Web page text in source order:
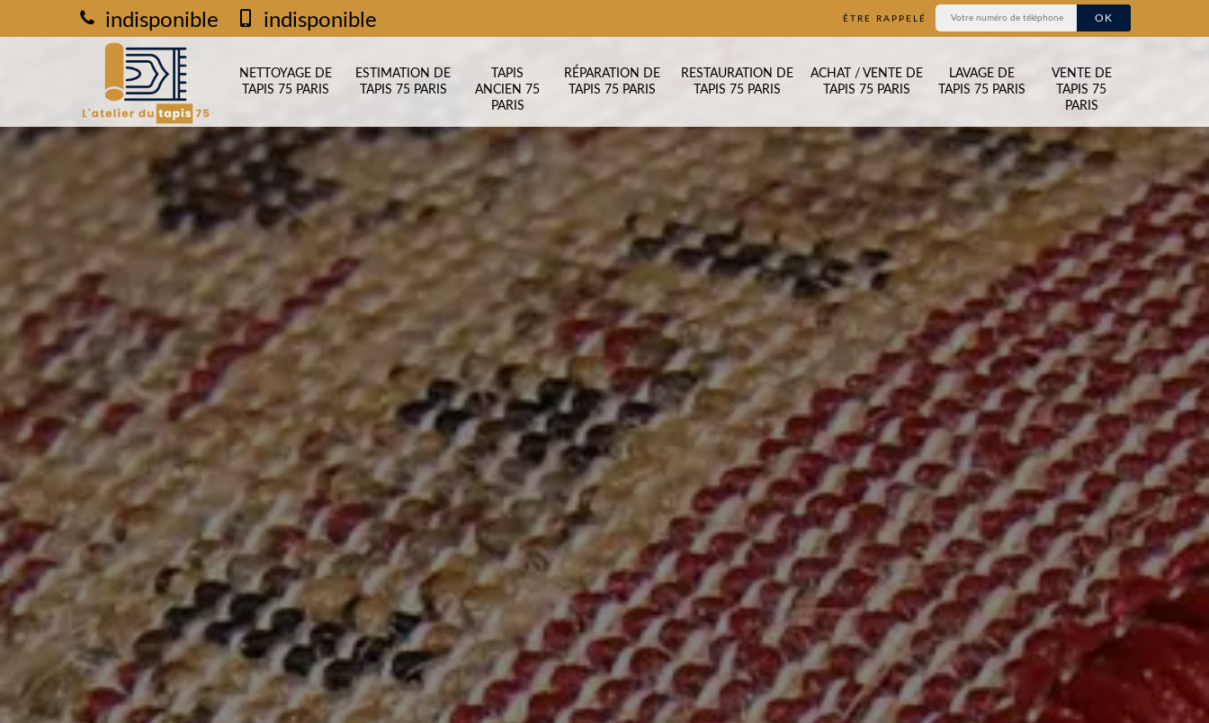
indisponible indisponible ÊTRE RAPPELÉ
NETTOYAGE DE
TAPIS 75 PARIS
ESTIMATION DE
TAPIS 75 PARIS
TAPIS
ANCIEN 75
PARIS
RÉPARATION DE
TAPIS 75 PARIS
RESTAURATION DE
TAPIS 75 PARIS
ACHAT / VENTE DE
TAPIS 75 PARIS
LAVAGE DE
TAPIS 75 PARIS
VENTE DE
TAPIS 75
PARIS